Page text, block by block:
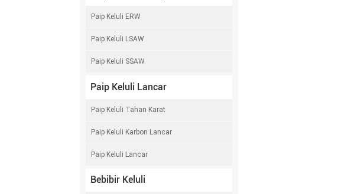
Paip Keluli ERW
Paip Keluli LSAW
Paip Keluli SSAW
Paip Keluli Lancar
Paip Keluli Tahan Karat
Paip Keluli Karbon Lancar
Paip Keluli Lancar
Bebibir Keluli